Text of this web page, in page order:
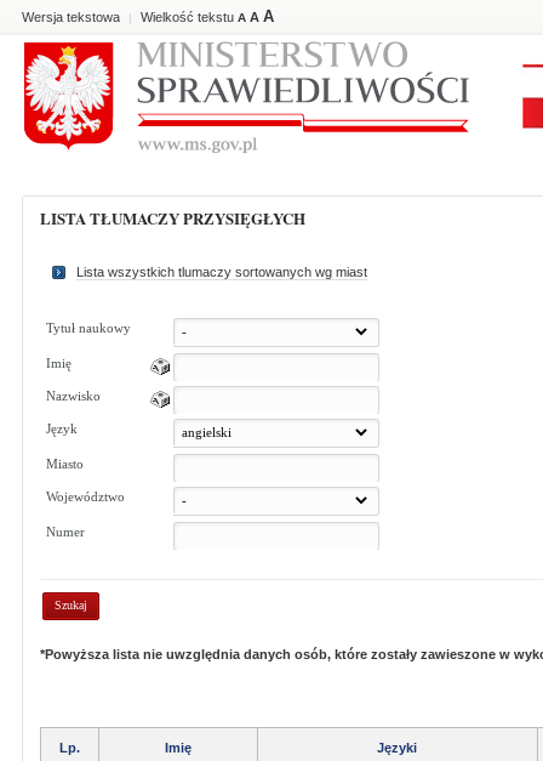
Wersja tekstowa | Wielkość tekstu A A A
LISTA TŁUMACZY PRZYSIĘGŁYCH
Lista wszystkich tlumaczy sortowanych wg miast
Tytuł naukowy
Imię
Nazwisko
Język
Miasto
Województwo
Numer
*Powyższa lista nie uwzględnia danych osób, które zostały zawieszone w
Lp. Imię Języki